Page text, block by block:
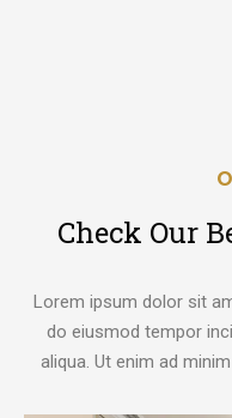
Check Our
Lorem ipsum dolor sit
do eiusmod tempor
aliqua. Ut enim ad